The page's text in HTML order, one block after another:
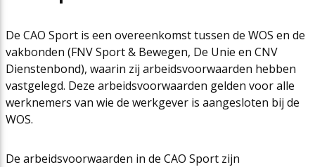
De CAO Sport is een overeenkomst tussen de WOS en de
vakbonden (FNV Sport & Bewegen, De Unie en CNV
Dienstenbond), waarin zij arbeidsvoorwaarden hebben
vastgelegd. Deze arbeidsvoorwaarden gelden voor alle
werknemers van wie de werkgever is aangesloten bij de
WOS.
De arbeidsvoorwaarden in de CAO Sport zijn